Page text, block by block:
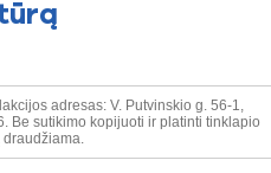
adresas: V. Putvinskio g. 56-1,
Be sutikimo kopijuoti ir platinti tinklapio